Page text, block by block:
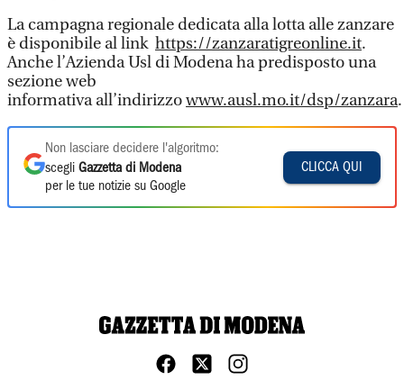
La campagna regionale dedicata alla lotta alle zanzare
è disponibile al link https://zanzaratigreonline.it.
Anche l’Azienda Usl di Modena ha predisposto una
sezione web
informativa all’indirizzowww.ausl.mo.it/dsp/zanzara.
Non lasciare decidere l'algoritmo:
scegli Gazzetta di Modena
per le tue notizie su Google
CLICCA QUI